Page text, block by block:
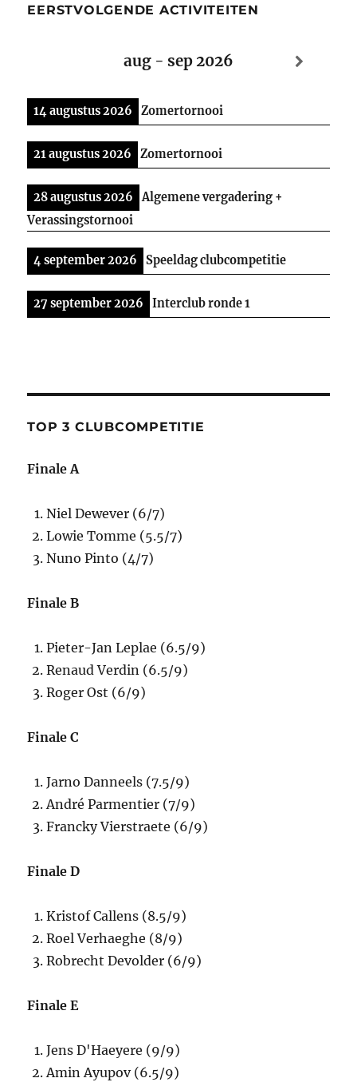
EERSTVOLGENDE ACTIVITEITEN
aug - sep 2026
14 augustus 2026 Zomertornooi
21 augustus 2026 Zomertornooi
28 augustus 2026
Algemene vergadering +
Verassingstornooi
4 september 2026 Speeldag clubcompetitie
27 september 2026 Interclub ronde 1
TOP 3 CLUBCOMPETITIE
Finale A
Niel Dewever (6/7)
Lowie Tomme (5.5/7)
Nuno Pinto (4/7)
Finale B
Pieter-Jan Leplae (6.5/9)
Renaud Verdin (6.5/9)
Roger Ost (6/9)
Finale C
Jarno Danneels (7.5/9)
André Parmentier (7/9)
Francky Vierstraete (6/9)
Finale D
Kristof Callens (8.5/9)
Roel Verhaeghe (8/9)
Robrecht Devolder (6/9)
Finale E
Jens D'Haeyere (9/9)
Amin Ayupov (6.5/9)